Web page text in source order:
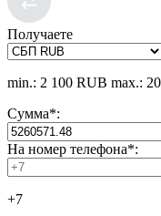
Получаете
min.: 2 100 RUB max.:
Сумма*:
На номер телефона*:
+7